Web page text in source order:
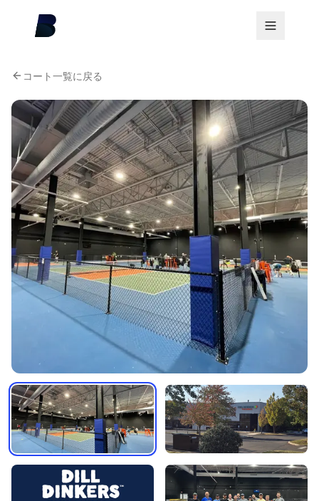
コート一覧に戻る